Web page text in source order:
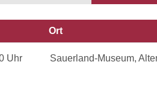
Ort
Uhr Sauerland-Museum,